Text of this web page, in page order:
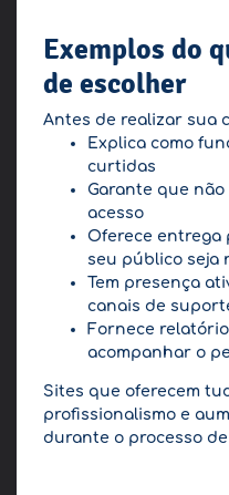
Exemplos do
de escolher
Antes de realizar sua
Explica como
curtidas
Garante que
acesso
Oferece entrega
seu público seja
Tem presença
canais de
Fornece
acompanhar o
Sites que oferecem
profissionalismo e
durante o processo